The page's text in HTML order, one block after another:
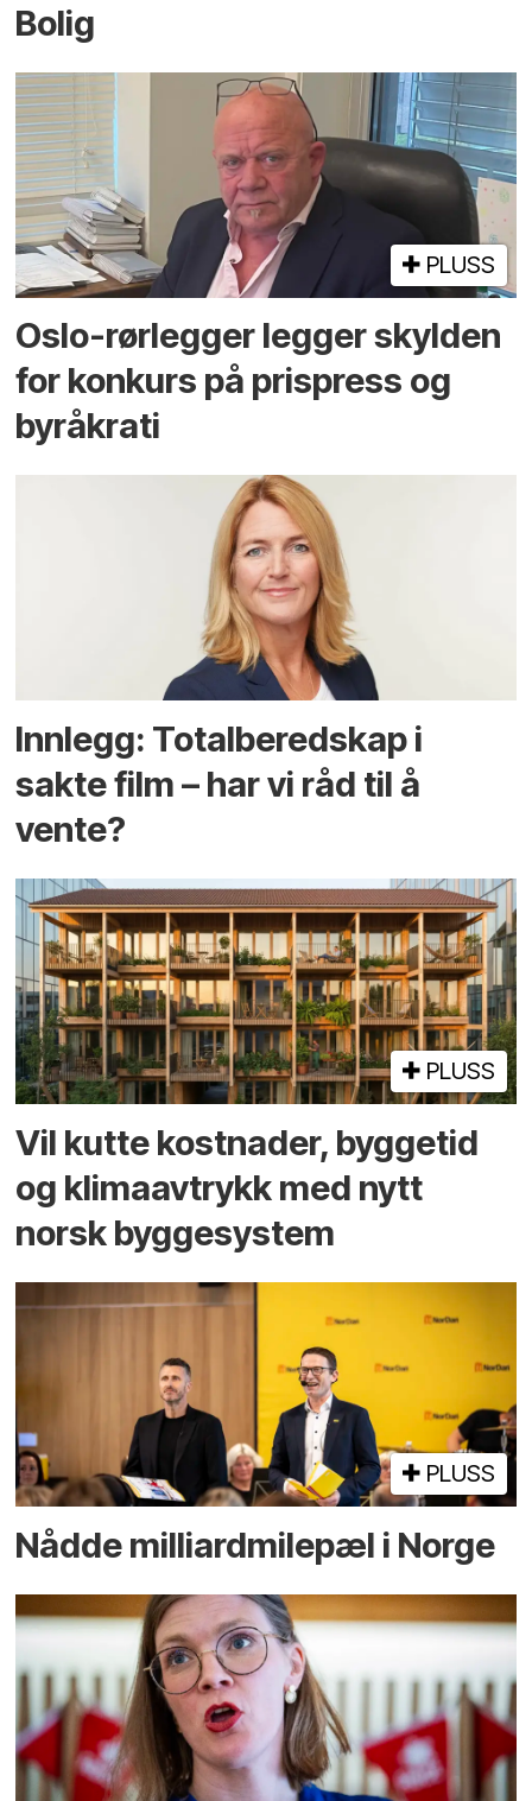
Bolig
PLUSS
Oslo-rørlegger legger skylden
for konkurs på prispress og
byråkrati
Innlegg: Totalberedskap i
sakte film – har vi råd til å
vente?
PLUSS
Vil kutte kostnader, byggetid
og klima­avtrykk med nytt
norsk bygge­system
PLUSS
Nådde milliard­­milepæl i Norge